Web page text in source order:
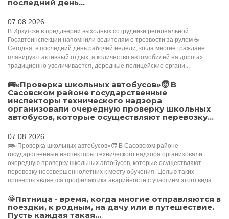
последний день...
07.08.2026
В Иркутске в преддверии выходных сотрудники региональной
Госавтоинспекции напомнили водителям о трезвости за рулем ☕️
Сегодня, в последний день рабочей недели, когда многие граждане
планируют активный отдых, а количество автомобилей на дорогах
традиционно увеличивается, дородные полицейские органи...
🚌«Проверка школьных автобусов»🧒 В
Сасовском районе государственные
инспекторы технического надзора
организовали очередную проверку школьных
автобусов, которые осуществляют перевозку...
07.08.2026
🚌«Проверка школьных автобусов»🧒 В Сасовском районе
государственные инспекторы технического надзора организовали
очередную проверку школьных автобусов, которые осуществляют
перевозку несовершеннолетних к месту обучения. Целью таких
проверок является профилактика аварийности с участием этого вида...
🌞Пятница - время, когда многие отправляются в
поездки, к родным, на дачу или в путешествие.
Пусть каждая такая...